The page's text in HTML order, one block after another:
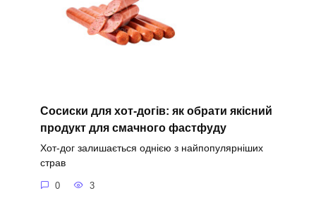
Сосиски для хот-догів: як обрати якісний
продукт для смачного фастфуду
Хот-дог залишається однією з найпопулярніших
страв
0 3